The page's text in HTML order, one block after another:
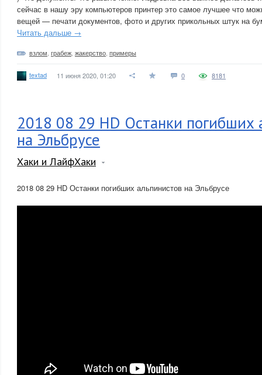
сейчас в нашу эру компьютеров принтер это самое лучшее что
вещей — печати документов, фото и других прикольных штук на
Читать дальше →
взлом грабеж жакерство примеры
textad 11 июня 2020, 01:20 0 8181
2018 08 29 HD Останки погибших
на Эльбрусе
Хаки и ЛайфХаки
2018 08 29 HD Останки погибших альпинистов на Эльбрусе